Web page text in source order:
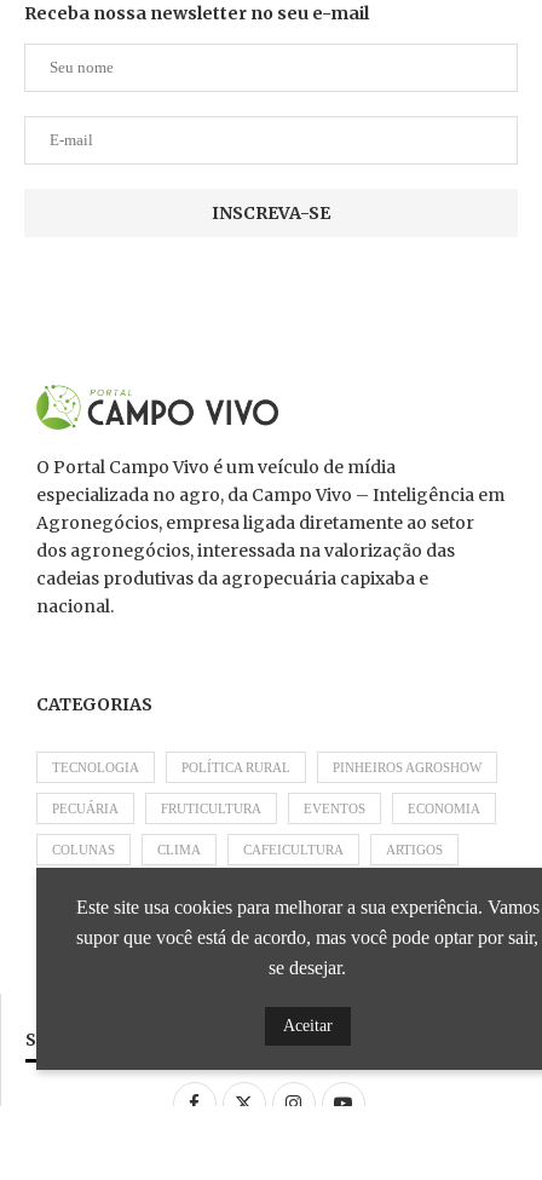
Receba nossa newsletter no seu e-mail
O Portal Campo Vivo é um veículo de mídia
especializada no agro, da Campo Vivo – Inteligência em
Agronegócios, empresa ligada diretamente ao setor
dos agronegócios, interessada na valorização das
cadeias produtivas da agropecuária capixaba e
nacional.
CATEGORIAS
TECNOLOGIA POLÍTICA RURAL PINHEIROS AGROSHOW
PECUÁRIA FRUTICULTURA EVENTOS ECONOMIA
COLUNAS CLIMA CAFEICULTURA ARTIGOS
APRESENTADO POR BRAPEX
SIGA NOSSAS REDES SOCIAIS
Este site usa cookies para melhorar a sua experiência. Vamos
supor que você está de acordo, mas você pode optar por sair,
se desejar.
Aceitar